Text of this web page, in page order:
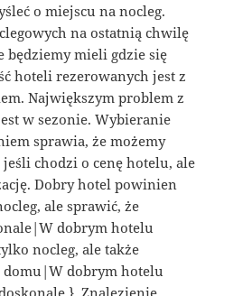
o miejscu na nocleg.
na ostatnią chwilę
będziemy mieli gdzie się
hoteli rezerowanych jest z
Największym problem z
w sezonie. Wybieranie
sprawia, że możemy
chodzi o cenę hotelu, ale
Dobry hotel powinien
ale sprawić, że
dobrym hotelu
nocleg, ale także
domu|W dobrym hotelu